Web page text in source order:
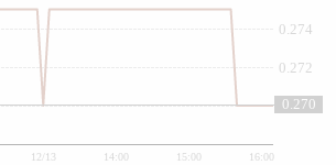
12/13 14:00 15:00 16:00
0.27
0.272
0.274
0.270